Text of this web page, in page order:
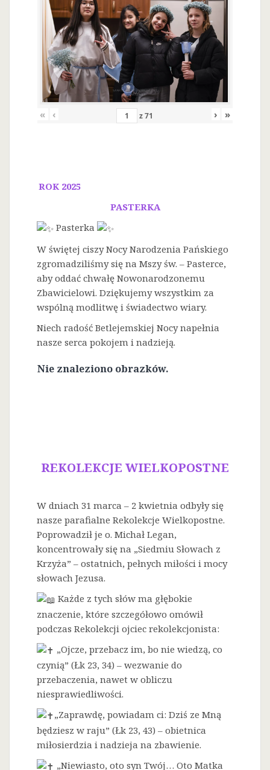
« ‹ z71 › »
ROK 2025
PASTERKA
Pasterka
W świętej ciszy Nocy Narodzenia Pańskiego
zgromadziliśmy się na Mszy św. – Pasterce,
aby oddać chwałę Nowonarodzonemu
Zbawicielowi. Dziękujemy wszystkim za
wspólną modlitwę i świadectwo wiary.
Niech radość Betlejemskiej Nocy napełnia
nasze serca pokojem i nadzieją.
Nie znaleziono obrazków.
REKOLEKCJE WIELKOPOSTNE
W dniach 31 marca – 2 kwietnia odbyły się
nasze parafialne Rekolekcje Wielkopostne.
Poprowadził je o. Michał Legan,
koncentrowały się na „Siedmiu Słowach z
Krzyża” – ostatnich, pełnych miłości i mocy
słowach Jezusa.
Każde z tych słów ma głębokie
znaczenie, które szczegółowo omówił
podczas Rekolekcji ojciec rekolekcjonista:
„Ojcze, przebacz im, bo nie wiedzą, co
czynią” (Łk 23, 34) – wezwanie do
przebaczenia, nawet w obliczu
niesprawiedliwości.
„Zaprawdę, powiadam ci: Dziś ze Mną
będziesz w raju” (Łk 23, 43) – obietnica
miłosierdzia i nadzieja na zbawienie.
„Niewiasto, oto syn Twój… Oto Matka